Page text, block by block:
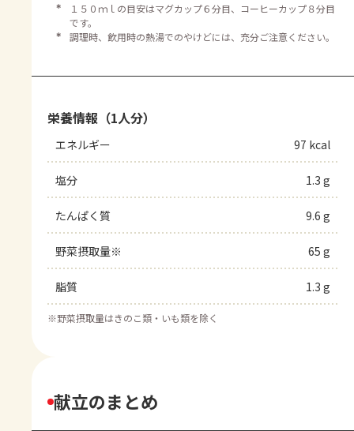
＊
１５０ｍｌの目安はマグカップ６分目、コーヒーカップ８分目
です。
＊
調理時、飲用時の熱湯でのやけどには、充分ご注意ください。
栄養情報（1人分）
エネルギー 97 kcal
塩分 1.3 g
たんぱく質 9.6 g
野菜摂取量※ 65 g
脂質 1.3 g
※野菜摂取量はきのこ類・いも類を除く
献立のまとめ